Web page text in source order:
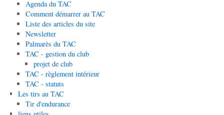
Agenda du TAC
Comment démarrer au TAC
Liste des articles du site
Newsletter
Palmarès du TAC
TAC - gestion du club
projet de club
TAC - règlement intérieur
TAC - statuts
Les tirs au TAC
Tir d'endurance